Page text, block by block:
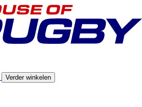
Verder winkelen